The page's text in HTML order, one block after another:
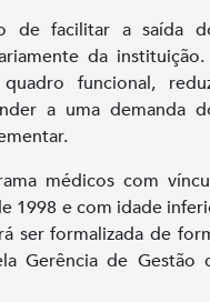
de facilitar a saída
da
funcional,
a uma demanda
médicos com
1998 e com idade
ser formalizada de
Gerência de Gestão